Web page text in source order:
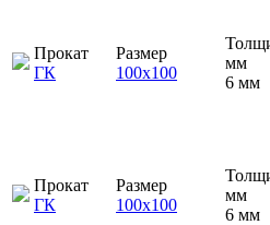
Прокат
ГК
Размер
100х100
мм
6 мм
Прокат
ГК
Размер
100х100
мм
6 мм